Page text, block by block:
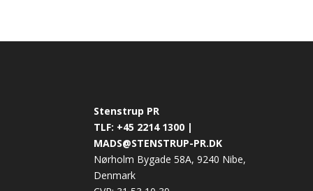
Stenstrup PR
TLF: +45 2214 1300 |
MADS@STENSTRUP-PR.DK
Nørholm Bygade 58A, 9240 Nibe,
Denmark